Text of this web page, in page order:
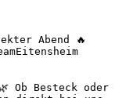
Abend 🔥
Ob Besteck oder